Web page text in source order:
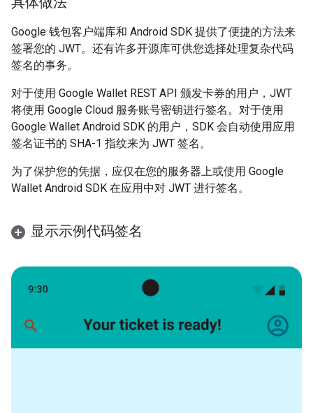
Google 钱包客户端库和 Android SDK 提供了便捷的方法来
签署您的 JWT。还有许多开源库可供您选择处理复杂代码
签名的事务。
对于使用 Google Wallet REST API 颁发卡券的用户，JWT
将使用 Google Cloud 服务账号密钥进行签名。对于使用
Google Wallet Android SDK 的用户，SDK 会自动使用应用
签名证书的 SHA-1 指纹来为 JWT 签名。
为了保护您的凭据，应仅在您的服务器上或使用 Google
Wallet Android SDK 在应用中对 JWT 进行签名。
显示示例代码签名